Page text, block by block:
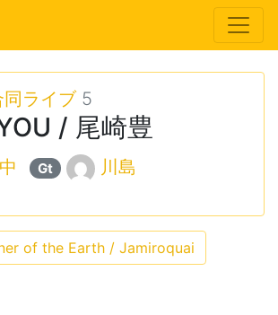
同ライブ5
/ 尾崎豊
Gt 川島
of the Earth / Jamiroquai